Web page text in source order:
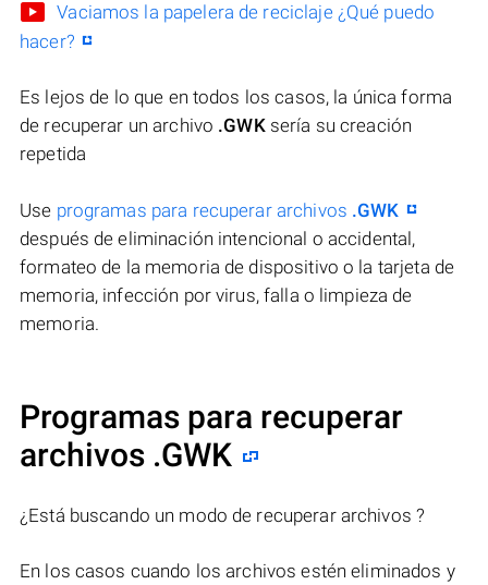
Vaciamos la papelera de reciclaje ¿Qué puedo
hacer?
Es lejos de lo que en todos los casos, la única forma
de recuperar un archivo .GWKsería su creación
repetida
Use programas para recuperar archivos .GWK
después de eliminación intencional o accidental,
formateo de la memoria de dispositivo o la tarjeta de
memoria, infección por virus, falla o limpieza de
memoria.
Programas para recuperar
archivos .GWK
¿Está buscando un modo de recuperar archivos ?
En los casos cuando los archivos estén eliminados y